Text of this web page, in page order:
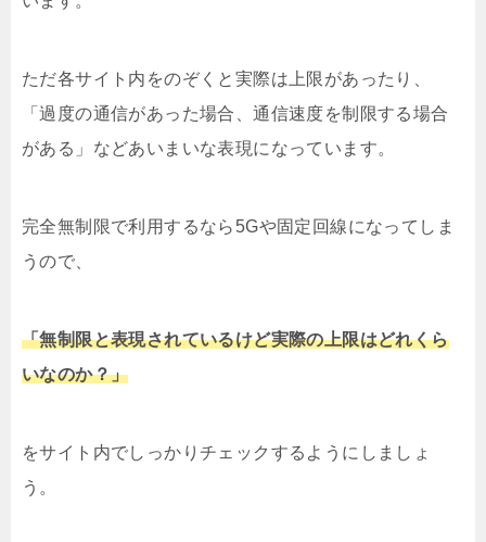
ただ各サイト内をのぞくと実際は上限があったり、
「過度の通信があった場合、通信速度を制限する場合
がある」などあいまいな表現になっています。
完全無制限で利用するなら5Gや固定回線になってしま
うので、
「無制限と表現されているけど実際の上限はどれくら
いなのか？」
をサイト内でしっかりチェックするようにしましょ
う。